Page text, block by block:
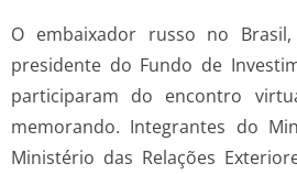
O embaixador russo no
presidente do Fundo de
participaram do encontro
memorando. Integrantes do
Ministério das Relações